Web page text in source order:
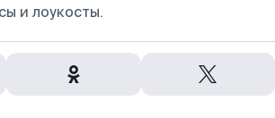
и лоукосты.